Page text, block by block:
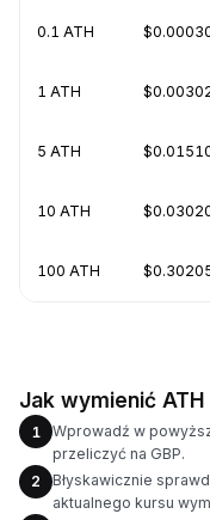
0.1 ATH
1 ATH
5 ATH
10 ATH
100 ATH
Jak wymienić
1
Wprowadź w
przeliczyć na GBP.
2
Błyskawicznie
aktualnego kursu